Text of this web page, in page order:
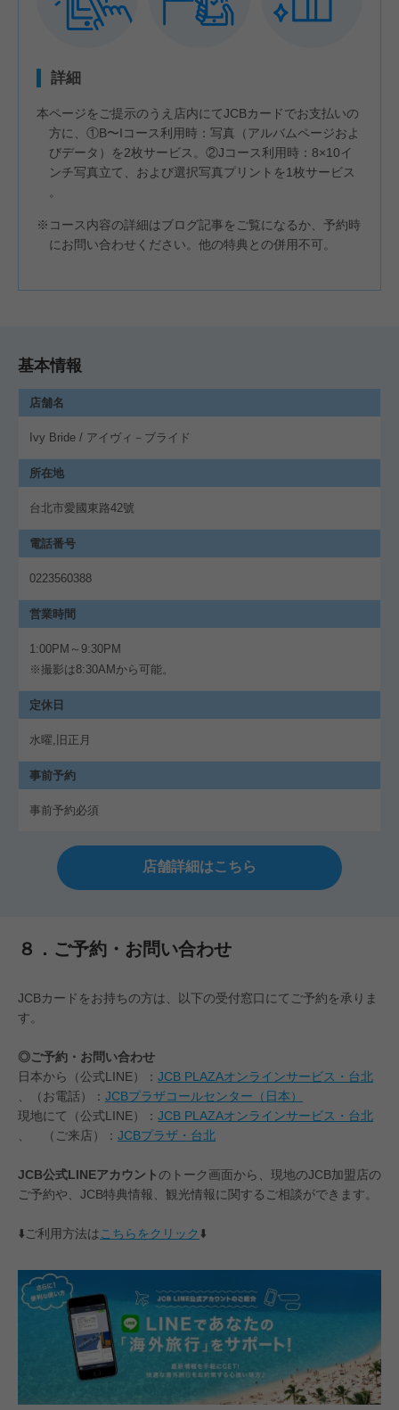
詳細
本ページをご提示のうえ店内にてJCBカードでお支払いの
方に、①B〜Iコース利用時：写真（アルバムページおよ
びデータ）を2枚サービス。②Jコース利用時：8×10イ
ンチ写真立て、および選択写真プリントを1枚サービス
。
※コース内容の詳細はブログ記事をご覧になるか、予約時
にお問い合わせください。他の特典との併用不可。
基本情報
店舗名
Ivy Bride / アイヴィ－ブライド
所在地
台北市愛國東路42號
電話番号
0223560388
営業時間
1:00PM～9:30PM
※撮影は8:30AMから可能。
定休日
水曜,旧正月
事前予約
事前予約必須
店舗詳細はこちら
８．ご予約・お問い合わせ
JCBカードをお持ちの方は、以下の受付窓口にてご予約を承りま
す。
◎ご予約・お問い合わせ
日本から（公式LINE）： JCB PLAZAオンラインサービス・台北
、（お電話）： JCBプラザコールセンター（日本）
現地にて（公式LINE）： JCB PLAZAオンラインサービス・台北
、 （ご来店）： JCBプラザ・台北
JCB公式LINEアカウントのトーク画面から、現地のJCB加盟店の
ご予約や、JCB特典情報、観光情報に関するご相談ができます。
⬇️ご利用方法は こちらをクリック⬇️